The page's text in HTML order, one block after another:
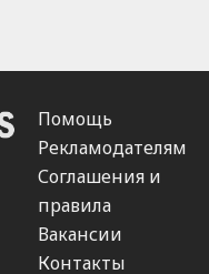
Помощь
Рекламодателям
Соглашения и
правила
Вакансии
Контакты